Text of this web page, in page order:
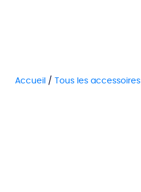
Accueil / Tous les accessoires